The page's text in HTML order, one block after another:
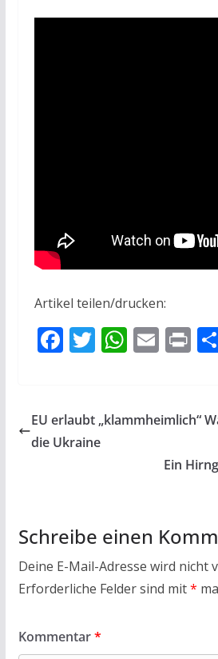
Artikel teilen/drucken:
F
b
o
T
er
W
s
E
l
Pr
EU erlaubt „klammheimlich“
die Ukraine
Ein
Schreibe einen
Deine E-Mail-Adresse wird nicht
Erforderliche Felder sind mit*
Kommentar*